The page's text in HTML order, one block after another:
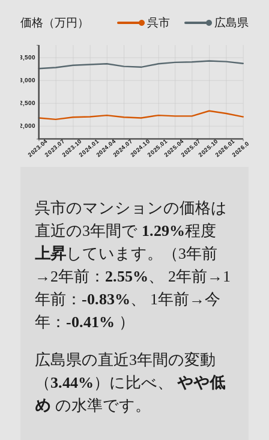
価格（万円） 呉市 広島県
2023.042023.072023.102024.012024.042024.072024.102025.012025.042025.072025.102026.012026.04
2,000
2,500
3,000
3,500
呉市のマンションの価格は
直近の3年間で 1.29%程度
上昇しています。（3年前
→2年前： 2.55%、 2年前→1
年前： -0.83%、 1年前→今
年： -0.41% ）
広島県の直近3年間の変動
（3.44% ）に比べ、
やや低
め の水準です。